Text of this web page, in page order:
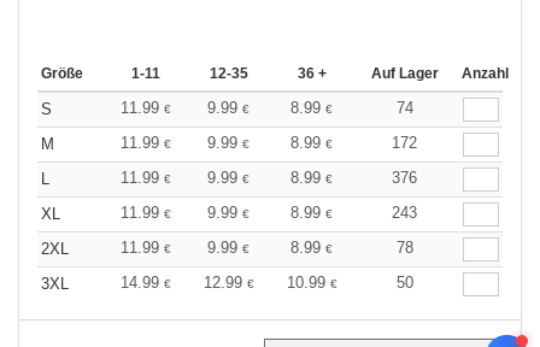
Größe 1-11 12-35 36 + Auf Lager Anzahl
S 11.99 € 9.99 € 8.99 €
74
M
11.99 € 9.99 € 8.99 €
172
L
11.99 € 9.99 € 8.99 €
376
XL
11.99 € 9.99 € 8.99 €
243
2XL
11.99 € 9.99 € 8.99 €
78
3XL
14.99 € 12.99 € 10.99 € 50